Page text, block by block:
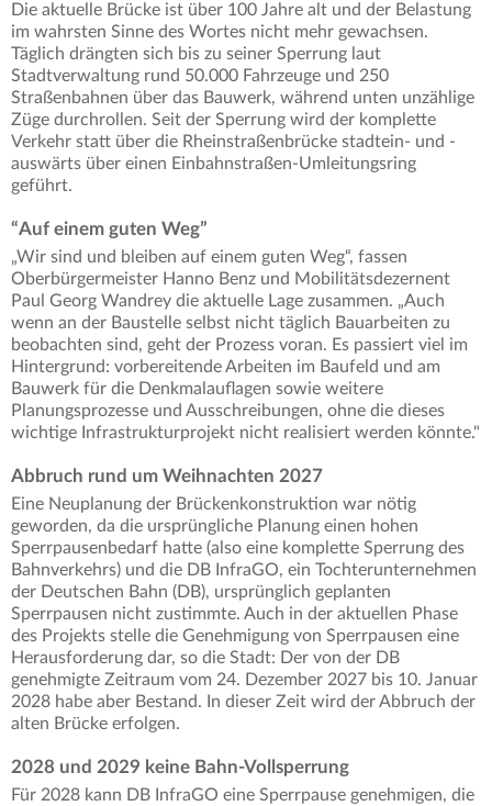
Die aktuelle Brücke ist über 100 Jahre alt und der Belastung
im wahrsten Sinne des Wortes nicht mehr gewachsen.
Täglich drängten sich bis zu seiner Sperrung laut
Stadtverwaltung rund 50.000 Fahrzeuge und 250
Straßenbahnen über das Bauwerk, während unten unzählige
Züge durchrollen. Seit der Sperrung wird der komplette
Verkehr statt über die Rheinstraßenbrücke stadtein- und -
auswärts über einen Einbahnstraßen-Umleitungsring
geführt.
“Auf einem guten Weg”
„Wir sind und bleiben auf einem guten Weg“, fassen
Oberbürgermeister Hanno Benz und Mobilitätsdezernent
Paul Georg Wandrey die aktuelle Lage zusammen. „Auch
wenn an der Baustelle selbst nicht täglich Bauarbeiten zu
beobachten sind, geht der Prozess voran. Es passiert viel im
Hintergrund: vorbereitende Arbeiten im Baufeld und am
Bauwerk für die Denkmalauflagen sowie weitere
Planungsprozesse und Ausschreibungen, ohne die dieses
wichtige Infrastrukturprojekt nicht realisiert werden könnte."
Abbruch rund um Weihnachten 2027
Eine Neuplanung der Brückenkonstruktion war nötig
geworden, da die ursprüngliche Planung einen hohen
Sperrpausenbedarf hatte (also eine komplette Sperrung des
Bahnverkehrs) und die DB InfraGO, ein Tochterunternehmen
der Deutschen Bahn (DB), ursprünglich geplanten
Sperrpausen nicht zustimmte. Auch in der aktuellen Phase
des Projekts stelle die Genehmigung von Sperrpausen eine
Herausforderung dar, so die Stadt: Der von der DB
genehmigte Zeitraum vom 24. Dezember 2027 bis 10. Januar
2028 habe aber Bestand. In dieser Zeit wird der Abbruch der
alten Brücke erfolgen.
2028 und 2029 keine Bahn-Vollsperrung
Für 2028 kann DB InfraGO eine Sperrpause genehmigen, die